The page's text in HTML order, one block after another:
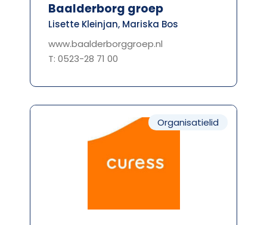
Baalderborg groep
Lisette Kleinjan, Mariska Bos
www.baalderborggroep.nl
T: 0523-28 71 00
Organisatielid